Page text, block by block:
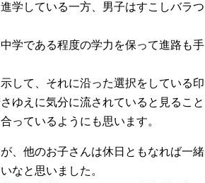
学している一方、男子はすこしバラつ
学である程度の学力を保って進路も手
して、それに沿った選択をしている印
ゆえに気分に流されていると見ること
っているようにも思います。
、他のお子さんは休日ともなれば一緒
なと思いました。